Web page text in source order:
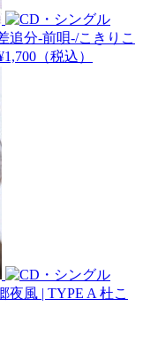
追分-前唄-/こきりこ
（税込）
夜風 | TYPE A 杜こ